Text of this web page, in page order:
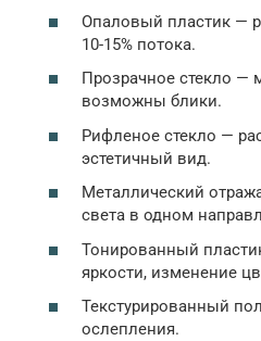
Опаловый пластик —
10-15% потока.
Прозрачное стекло —
возможны блики.
Рифленое стекло —
эстетичный вид.
Металлический
света в одном
Тонированный
яркости, изменение
Текстурированный
ослепления.